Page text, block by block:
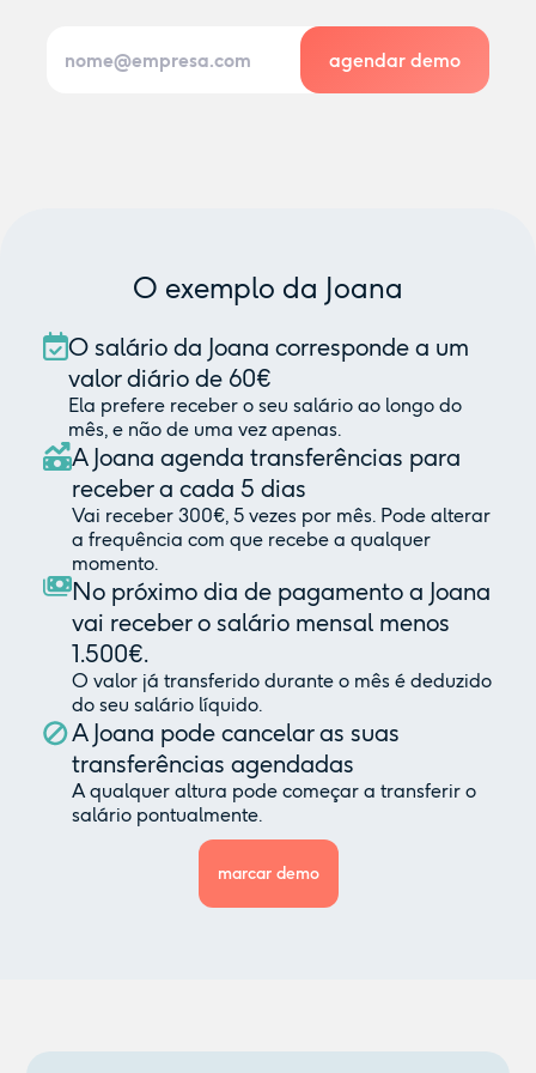
O exemplo da Joana
O salário da Joana corresponde a um
valor diário de 60€
Ela prefere receber o seu salário ao longo do
mês, e não de uma vez apenas.
A Joana agenda transferências para
receber a cada 5 dias
Vai receber 300€, 5 vezes por mês. Pode alterar
a frequência com que recebe a qualquer
momento.
No próximo dia de pagamento a Joana
vai receber o salário mensal menos
1.500€.
O valor já transferido durante o mês é deduzido
do seu salário líquido.
A Joana pode cancelar as suas
transferências agendadas
A qualquer altura pode começar a transferir o
salário pontualmente.
marcar demo